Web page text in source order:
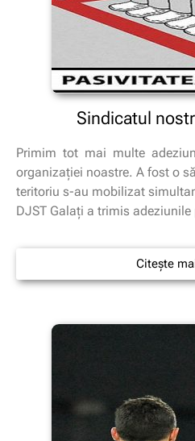
Sindicatul
Primim tot mai multe
organizaţiei noastre. A fost o
teritoriu s-au mobilizat
DJST Galaţi a trimis
Citește